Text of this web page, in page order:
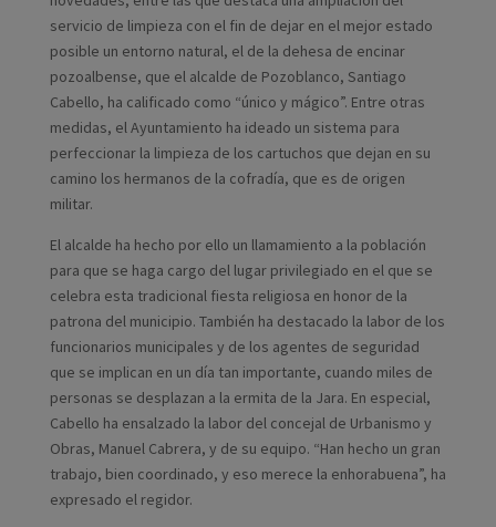
servicio de limpieza con el fin de dejar en el mejor estado
posible un entorno natural, el de la dehesa de encinar
pozoalbense, que el alcalde de Pozoblanco, Santiago
Cabello, ha calificado como “único y mágico”. Entre otras
medidas, el Ayuntamiento ha ideado un sistema para
perfeccionar la limpieza de los cartuchos que dejan en su
camino los hermanos de la cofradía, que es de origen
militar.
El alcalde ha hecho por ello un llamamiento a la población
para que se haga cargo del lugar privilegiado en el que se
celebra esta tradicional fiesta religiosa en honor de la
patrona del municipio. También ha destacado la labor de los
funcionarios municipales y de los agentes de seguridad
que se implican en un día tan importante, cuando miles de
personas se desplazan a la ermita de la Jara. En especial,
Cabello ha ensalzado la labor del concejal de Urbanismo y
Obras, Manuel Cabrera, y de su equipo. “Han hecho un gran
trabajo, bien coordinado, y eso merece la enhorabuena”, ha
expresado el regidor.